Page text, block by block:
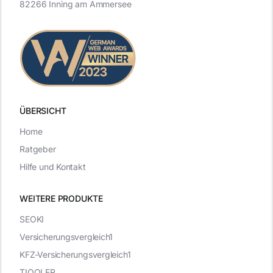
ÜBERSICHT
WEITERE PRODUKTE
82266 Inning am Ammersee
SEOKI
Versicherungsvergleich1
KFZ-Versicherungsvergleich1
Home
Ratgeber
Hilfe und Kontakt